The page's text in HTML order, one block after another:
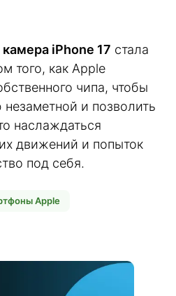
iPhone 17 стала
того, как Apple
чипа, чтобы
незаметной и позволить
наслаждаться
движений и попыток
под себя.
Apple